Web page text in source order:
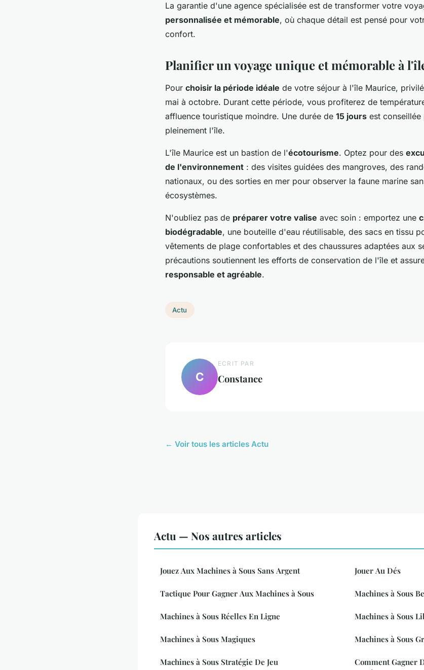
La garantie d'une agence spécialisée est de transformer votre
personnalisée et mémorable, où chaque détail est pensé pour
confort.
Planifier un voyage unique et mémorable à
Pour choisir la période idéale de votre séjour à l'île Maurice,
mai à octobre. Durant cette période, vous profiterez de
affluence touristique moindre. Une durée de 15 jours est
pleinement l'île.
L'île Maurice est un bastion de l'écotourisme. Optez pour des
de l'environnement : des visites guidées des mangroves, des
nationaux, ou des sorties en mer pour observer la faune marine
écosystèmes.
N'oubliez pas de préparer votre valise avec soin : emportez une
biodégradable, une bouteille d'eau réutilisable, des sacs en tissu
vêtements de plage confortables et des chaussures adaptées aux
précautions soutiennent les efforts de conservation de l'île et
responsable et agréable.
Actu
C
ECRIT PAR
Constance
← Voir tous les articles Actu
Actu — Nos autres articles
Jouez Aux Machines à Sous Sans Argent
Tactique Pour Gagner Aux Machines à Sous
Machines à Sous Réelles En Ligne
Machines à Sous Magiques
Machines à Sous Stratégie De Jeu
Jouer Au Dés
Machines à Sous
Machines à Sous
Machines à Sous
Comment Gagner